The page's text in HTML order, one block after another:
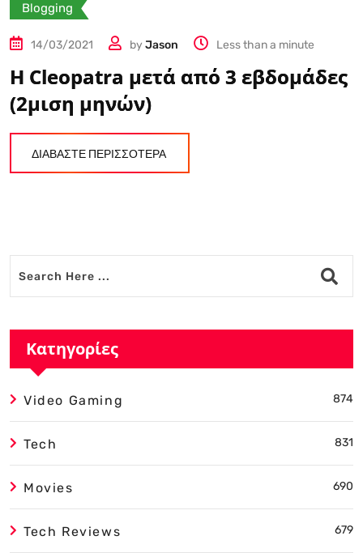
Blogging
14/03/2021 by Jason Less than a minute
Η Cleopatra μετά από 3 εβδομάδες
(2μιση μηνών)
ΔΙΑΒΑΣΤΕ ΠΕΡΙΣΣΟΤΕΡΑ
Κατηγορίες
Video Gaming 874
Tech 831
Movies 690
Tech Reviews 679